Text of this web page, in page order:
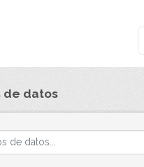
de datos